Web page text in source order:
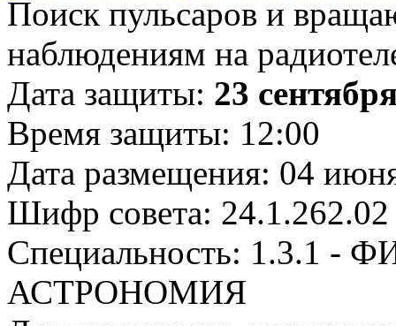
Поиск пульсаров и
наблюдениям на
Дата защиты: 23
Время защиты: 12:00
Дата размещения: 04
Шифр совета: 24.1.262.02
Специальность: 1.3.1
АСТРОНОМИЯ